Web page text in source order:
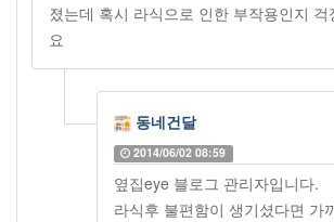
졌는데 혹시 라식으로 인한 부작용인지 걱
요
동네건달
2014/06/02 08:59
옆집eye 블로그 관리자입니다.
라식후 불편함이 생기셨다면 가